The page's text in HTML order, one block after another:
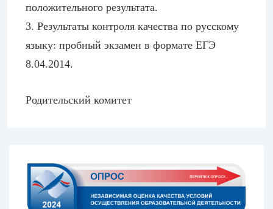
положительного результата.
3. Результаты контроля качества по русскому
языку: пробный экзамен в формате ЕГЭ
8.04.2014.
Родительский комитет